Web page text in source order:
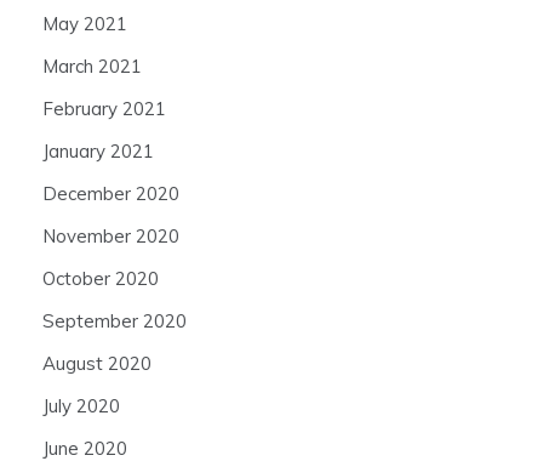
May 2021
March 2021
February 2021
January 2021
December 2020
November 2020
October 2020
September 2020
August 2020
July 2020
June 2020